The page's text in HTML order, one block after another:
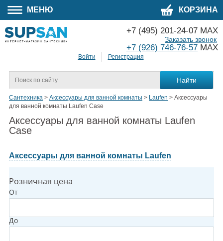
МЕНЮ КОРЗИНА
Войти Регистрация
+7 (495) 201-24-07 MAX
+7 (926) 746-76-57 MAX
Заказать звонок
Сантехника > Аксессуары для ванной комнаты > Laufen > Аксессуары
для ванной комнаты Laufen Case
Аксессуары для ванной комнаты Laufen
Case
Аксессуары для ванной комнаты Laufen
Розничная цена
От
До